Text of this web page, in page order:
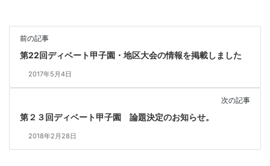
前の記事
第22回ディベート甲子園・地区大会の情報を掲載しました
2017年5月4日
次の記事
第２３回ディベート甲子園 論題決定のお知らせ。
2018年2月28日